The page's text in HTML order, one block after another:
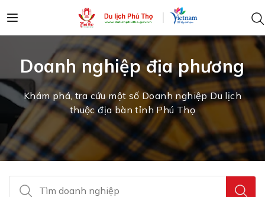
Doanh nghiệp địa phương
Khám phá, tra cứu một số Doanh nghiệp Du lịch
thuộc địa bàn tỉnh Phú Thọ
Tìm